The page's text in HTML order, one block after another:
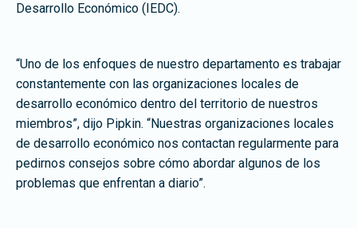
Desarrollo Económico (IEDC).
“Uno de los enfoques de nuestro departamento es trabajar
constantemente con las organizaciones locales de
desarrollo económico dentro del territorio de nuestros
miembros”, dijo Pipkin. “Nuestras organizaciones locales
de desarrollo económico nos contactan regularmente para
pedirnos consejos sobre cómo abordar algunos de los
problemas que enfrentan a diario”.